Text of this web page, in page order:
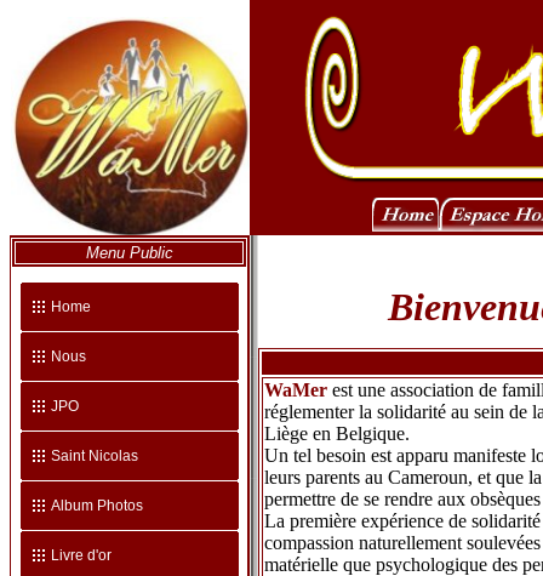
WaMer est une association de
réglementer la solidarité au sein de
Liège en Belgique.
Un tel besoin est apparu manifeste
leurs parents au Cameroun, et que
permettre de se rendre aux
La première expérience de
compassion naturellement
matérielle que psychologique des
Menu Public
Home
Nous
JPO
Saint Nicolas
Album Photos
Livre d'or